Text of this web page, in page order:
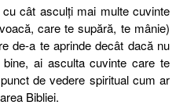
cât asculți mai multe cuvinte
care te supără, te mânie)
de-a te aprinde decât dacă nu
ai asculta cuvinte care te
de vedere spiritual cum ar
Bibliei.